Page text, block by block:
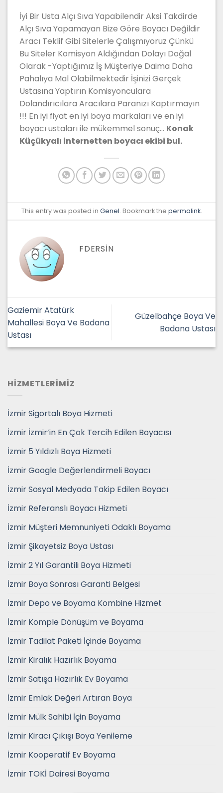
İyi Bir Usta Alçı Sıva Yapabilendir Aksi Takdirde
Alçı Sıva Yapamayan Bize Göre Boyacı Değildir
Aracı Teklif Gibi Sitelerle Çalışmıyoruz Çünkü
Bu Siteler Komisyon Aldığından Dolayı Doğal
Olarak -Yaptığımız İş Müşteriye Daima Daha
Pahalıya Mal Olabilmektedir İşinizi Gerçek
Ustasına Yaptırın Komisyonculara
Dolandırıcılara Aracılara Paranızı Kaptırmayın
!!! En iyi fiyat en iyi boya markaları ve en iyi
boyacı ustaları ile mükemmel sonuç… Konak
Küçükyalı internetten boyacı ekibi bul.
This entry was posted in Genel. Bookmark the permalink.
FDERSIN
Gaziemir Atatürk
Mahallesi Boya Ve Badana
Ustası
Güzelbahçe Boya Ve
Badana Ustası
HİZMETLERİMİZ
İzmir Sigortalı Boya Hizmeti
İzmir İzmir’in En Çok Tercih Edilen Boyacısı
İzmir 5 Yıldızlı Boya Hizmeti
İzmir Google Değerlendirmeli Boyacı
İzmir Sosyal Medyada Takip Edilen Boyacı
İzmir Referanslı Boyacı Hizmeti
İzmir Müşteri Memnuniyeti Odaklı Boyama
İzmir Şikayetsiz Boya Ustası
İzmir 2 Yıl Garantili Boya Hizmeti
İzmir Boya Sonrası Garanti Belgesi
İzmir Depo ve Boyama Kombine Hizmet
İzmir Komple Dönüşüm ve Boyama
İzmir Tadilat Paketi İçinde Boyama
İzmir Kiralık Hazırlık Boyama
İzmir Satışa Hazırlık Ev Boyama
İzmir Emlak Değeri Artıran Boya
İzmir Mülk Sahibi İçin Boyama
İzmir Kiracı Çıkışı Boya Yenileme
İzmir Kooperatif Ev Boyama
İzmir TOKİ Dairesi Boyama